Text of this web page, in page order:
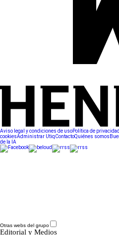
Aviso legal y condiciones de usoPolítica de privacidad
cookiesAdministrar UtiqContactoQuiénes somos
de la IA
Otras webs del grupo
Editorial y Medios